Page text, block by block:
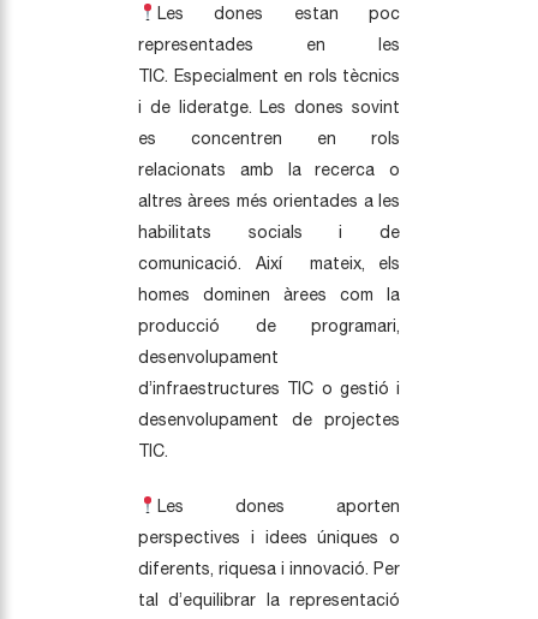
Les dones estan poc
representades en les
TIC. Especialment en rols tècnics
i de lideratge. Les dones sovint
es concentren en rols
relacionats amb la recerca o
altres àrees més orientades a les
habilitats socials i de
comunicació. Així mateix, els
homes dominen àrees com la
producció de programari,
desenvolupament
d’infraestructures TIC o gestió i
desenvolupament de projectes
TIC.
Les dones aporten
perspectives i idees úniques o
diferents, riquesa i innovació. Per
tal d’equilibrar la representació